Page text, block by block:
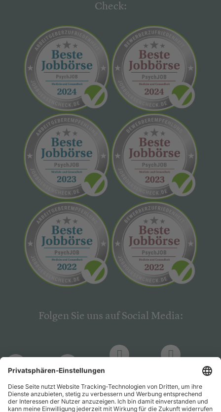
Check:
Folgen Sie uns auf Social Media:
PsychJOB PsychJOB
Hogrefe
Verlag
Hogrefe
Verlag